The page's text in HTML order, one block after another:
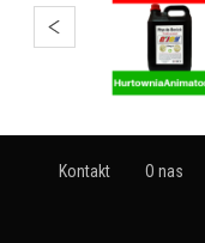
Kontakt O nas